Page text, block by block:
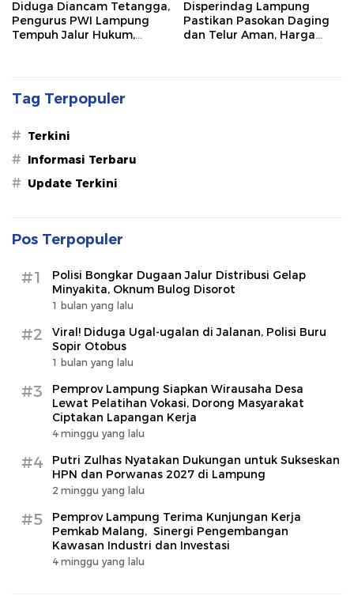
Diduga Diancam Tetangga,
Pengurus PWI Lampung
Tempuh Jalur Hukum,
Disperindag Lampung
Pastikan Pasokan Daging
dan Telur Aman, Harga
Tag Terpopuler
# Terkini
# Informasi Terbaru
# Update Terkini
Pos Terpopuler
#1
Polisi Bongkar Dugaan Jalur Distribusi Gelap
Minyakita, Oknum Bulog Disorot
1 bulan yang lalu
#2
Viral! Diduga Ugal-ugalan di Jalanan, Polisi Buru
Sopir Otobus
1 bulan yang lalu
#3
Pemprov Lampung Siapkan Wirausaha Desa
Lewat Pelatihan Vokasi, Dorong Masyarakat
Ciptakan Lapangan Kerja
4 minggu yang lalu
#4
Putri Zulhas Nyatakan Dukungan untuk Sukseskan
HPN dan Porwanas 2027 di Lampung
2 minggu yang lalu
#5
Pemprov Lampung Terima Kunjungan Kerja
Pemkab Malang, Sinergi Pengembangan
Kawasan Industri dan Investasi
4 minggu yang lalu